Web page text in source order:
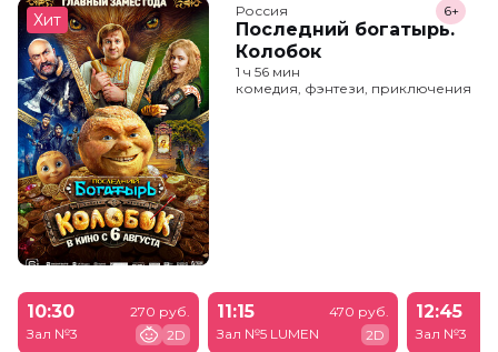
Хит Россия
Последний богатырь.
Колобок
6+
1 ч 56 мин
комедия, фэнтези, приключения
10:30
Зал №3
270 руб.
2D
11:15
Зал №5 LUMEN
470 руб.
2D
12:45
Зал №3